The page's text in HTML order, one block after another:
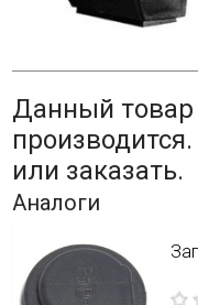
Данный
или заказать.
Аналоги